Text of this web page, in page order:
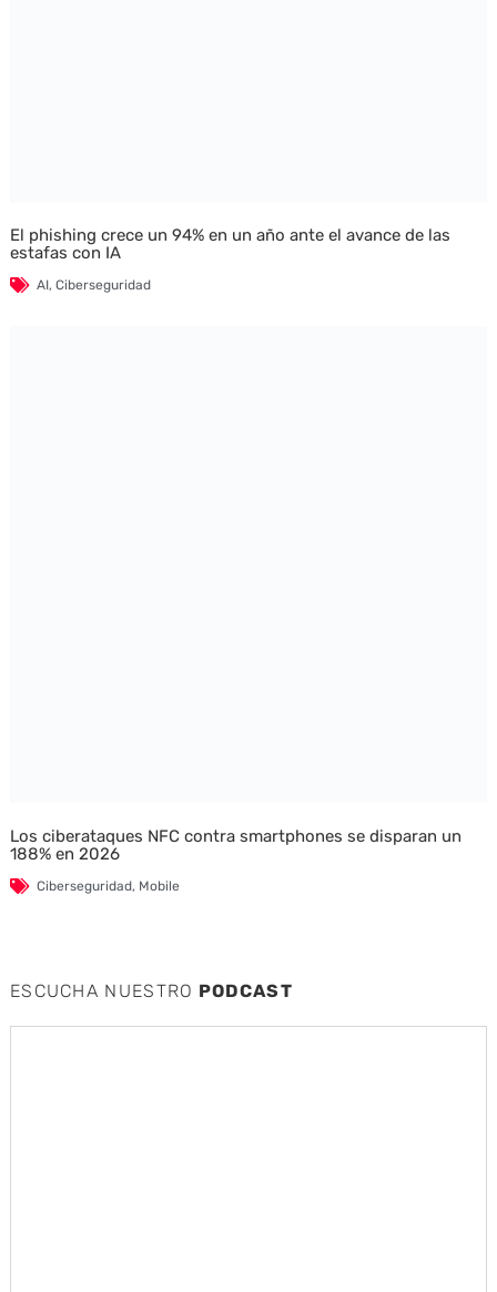
El phishing crece un 94% en un año ante el avance de las
estafas con IA
AI, Ciberseguridad
Los ciberataques NFC contra smartphones se disparan un
188% en 2026
Ciberseguridad, Mobile
ESCUCHA NUESTRO PODCAST